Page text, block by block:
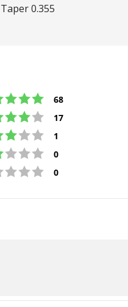
Taper 0.355
Betyg: 5 utav 5
68
Betyg: 4 utav 5
17
Betyg: 3 utav 5
1
Betyg: 2 utav 5
0
Betyg: 1 utav 5
0